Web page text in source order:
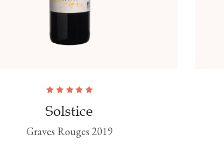
Solstice
5.00
sur
5
Graves Rouges 2019